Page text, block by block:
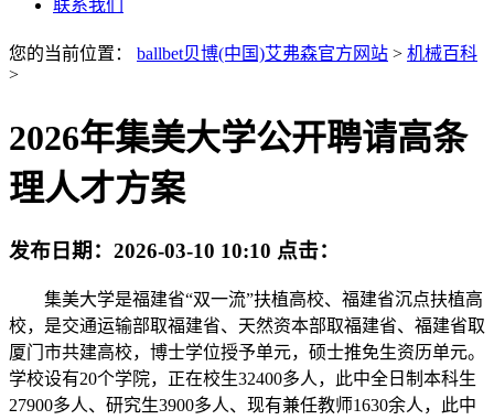
联系我们
您的当前位置： ballbet贝博(中国)艾弗森官方网站 > 机械百科
>
2026年集美大学公开聘请高条
理人才方案
发布日期： 2026-03-10 10:10 点击：
集美大学是福建省“双一流”扶植高校、福建省沉点扶植高
校，是交通运输部取福建省、天然资本部取福建省、福建省取
厦门市共建高校，博士学位授予单元，硕士推免生资历单元。
学校设有20个学院，正在校生32400多人，此中全日制本科生
27900多人、研究生3900多人、现有兼任教师1630余人，此中